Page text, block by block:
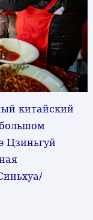
китайский
Цзиньгуй